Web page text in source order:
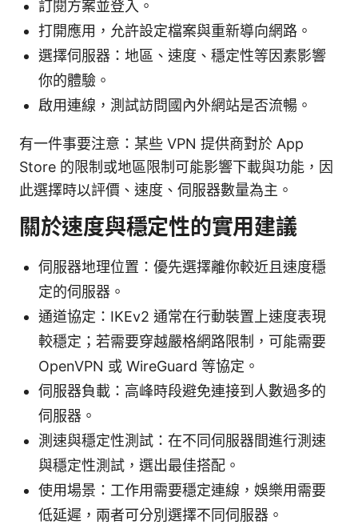
訂閱方案並登入。
打開應用，允許設定檔案與重新導向網路。
選擇伺服器：地區、速度、穩定性等因素影響
你的體驗。
啟用連線，測試訪問國內外網站是否流暢。
有一件事要注意：某些 VPN 提供商對於 App
Store 的限制或地區限制可能影響下載與功能，因
此選擇時以評價、速度、伺服器數量為主。
關於速度與穩定性的實用建議
伺服器地理位置：優先選擇離你較近且速度穩
定的伺服器。
通道協定：IKEv2 通常在行動裝置上速度表現
較穩定；若需要穿越嚴格網路限制，可能需要
OpenVPN 或 WireGuard 等協定。
伺服器負載：高峰時段避免連接到人數過多的
伺服器。
測速與穩定性測試：在不同伺服器間進行測速
與穩定性測試，選出最佳搭配。
使用場景：工作用需要穩定連線，娛樂用需要
低延遲，兩者可分別選擇不同伺服器。